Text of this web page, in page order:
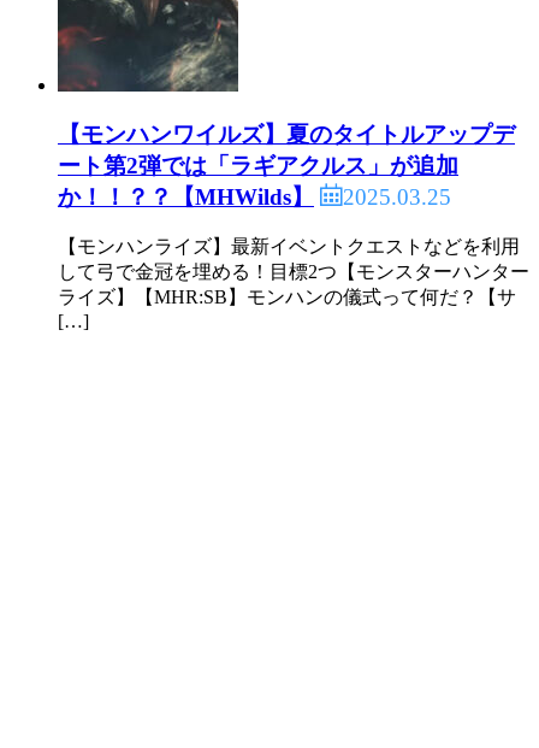
【モンハンワイルズ】夏のタイトルアップデ
ート第2弾では「ラギアクルス」が追加
か！！？？【MHWilds】
2025.03.25
【モンハンライズ】最新イベントクエストなどを利用
して弓で金冠を埋める！目標2つ【モンスターハンター
ライズ】【MHR:SB】モンハンの儀式って何だ？【サ
[…]